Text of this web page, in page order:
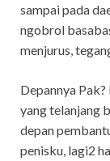
sampai pada
ngobrol
menjurus,
Depannya
yang telanjang
depan
penisku, lagi2